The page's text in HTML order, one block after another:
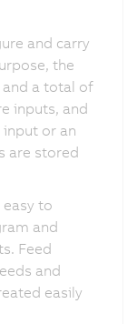
and carry
the
and a total of
inputs, and
or an
are stored
to
and
Feed
and
easily